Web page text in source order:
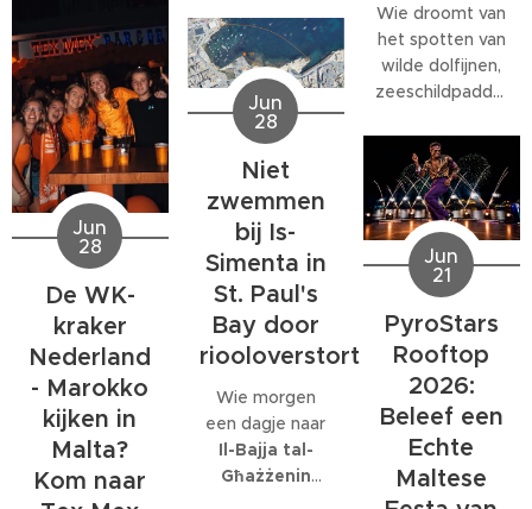
meer dan alleen
een baan. Veel
bedrijven
bieden
behoorlijk wat
extra's, van
teamuitjes en
interne
activiteiten tot
grote
personeelsfeesten.
En als je bij een
internationaal
bedrijf met
honderden
collega's werkt,
kunnen die
feesten
behoorlijk groot
noordwestenwinden
(W/NW)
verwacht.
Volgens het
Malta Red Cross
kan de wind
tijdelijk
toenemen tot
windkracht 6
met name op
donderdag 2
juli.
Wie droomt van
het spotten van
wilde dolfijnen,
zeeschildpadden
zeeleven
tijdens een
verblijf op Malta,
komt al snel tot
de ontdekking
dat daar
eigenlijk maar
één organisatie
volledig op is
gespecialiseerd:
EcoMarine
Malta .
Jun
28
De WK-
kraker
Nederland
- Marokko
kijken in
Malta?
Kom naar
Jun
28
Niet
zwemmen
bij Is-
Simenta in
St. Paul's
Bay door
riooloverstort
Wie morgen
een dagje naar
Il-Bajja tal-
Għażżenin
Jun
21
PyroStars
Rooftop
2026:
Beleef een
Echte
Maltese